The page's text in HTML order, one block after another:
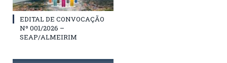
EDITAL DE CONVOCAÇÃO
Nº 001/2026 –
SEAP/ALMEIRIM